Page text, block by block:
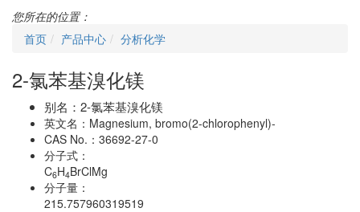
您所在的位置：
首页
产品中心 分析化学
2-氯苯基溴化镁
别名： 2-氯苯基溴化镁
英文名： Magnesium, bromo(2-chlorophenyl)-
CAS No.： 36692-27-0
分子式：
C6H4BrClMg
分子量：
215.757960319519